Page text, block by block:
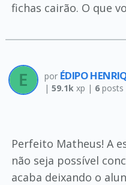
fichas cairão. O que
por ÉDIPO
| 59.1kxp | 6posts
Perfeito Matheus! A
não seja possível
acaba deixando o